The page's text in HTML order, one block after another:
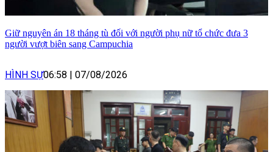
Giữ nguyên án 18 tháng tù đối với người phụ nữ tổ chức đưa 3
người vượt biên sang Campuchia
HÌNH SỰ06:58 | 07/08/2026